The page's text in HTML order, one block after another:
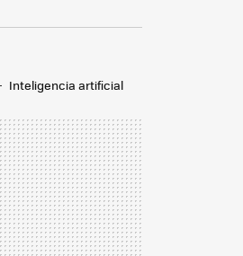
Inteligencia artificial